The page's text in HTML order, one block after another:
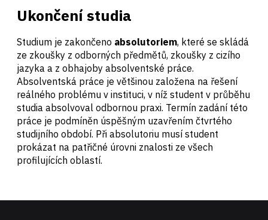
Ukončení studia
Studium je zakončeno absolutoriem, které se skládá
ze zkoušky z odborných předmětů, zkoušky z cizího
jazyka a z obhajoby absolventské práce.
Absolventská práce je většinou založena na řešení
reálného problému v instituci, v níž student v průběhu
studia absolvoval odbornou praxi. Termín zadání této
práce je podmíněn úspěšným uzavřením čtvrtého
studijního období. Při absolutoriu musí student
prokázat na patřičné úrovni znalosti ze všech
profilujících oblastí.